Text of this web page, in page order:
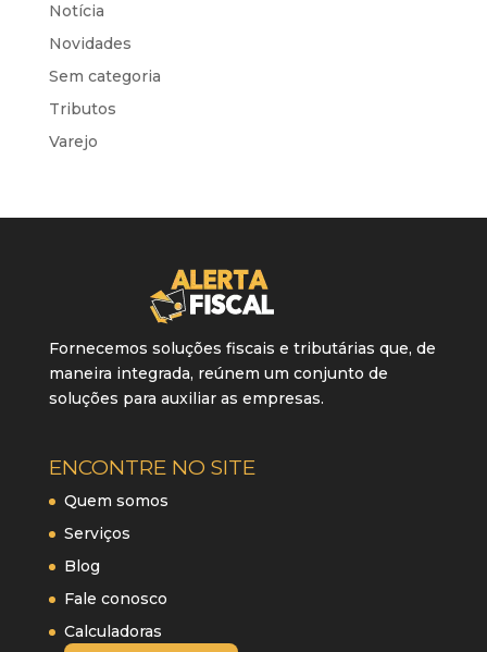
Notícia
Novidades
Sem categoria
Tributos
Varejo
Fornecemos soluções fiscais e tributárias que, de
maneira integrada, reúnem um conjunto de
soluções para auxiliar as empresas.
ENCONTRE NO SITE
Quem somos
Serviços
Blog
Fale conosco
Calculadoras